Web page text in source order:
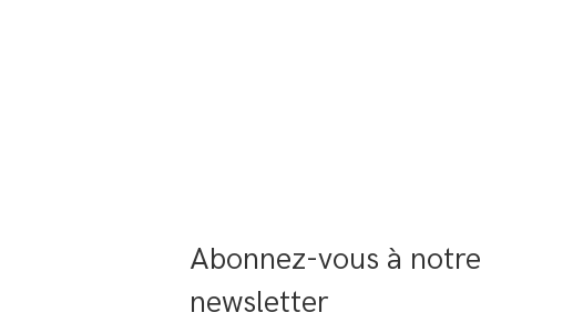
Abonnez-vous à notre
newsletter